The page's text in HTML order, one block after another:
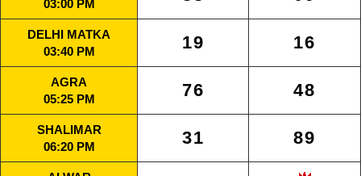
03:00 PM
DELHI MATKA
03:40 PM
19 16
AGRA
05:25 PM
76 48
SHALIMAR
06:20 PM
31 89